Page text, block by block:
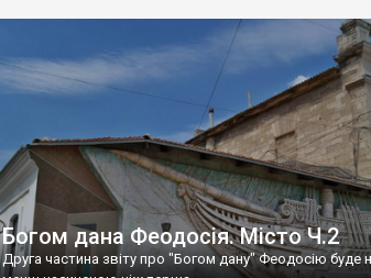
Богом дана Феодосія. Місто Ч.2
Друга частина звіту про "Богом дану" Феодосію буде